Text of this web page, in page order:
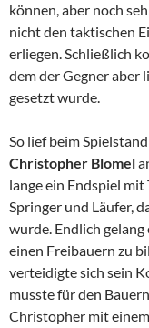
können, aber noch
nicht den taktischen
erliegen. Schließlich
dem der Gegner aber
gesetzt wurde.
So lief beim
Christopher Blomel
lange ein Endspiel
Springer und Läufer,
wurde. Endlich
einen Freibauern zu
verteidigte sich sein
musste für den
Christopher mit